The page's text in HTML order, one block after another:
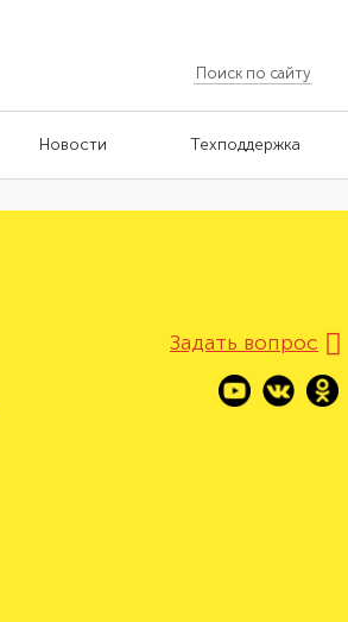
Новости Техподдержка
Задать вопрос